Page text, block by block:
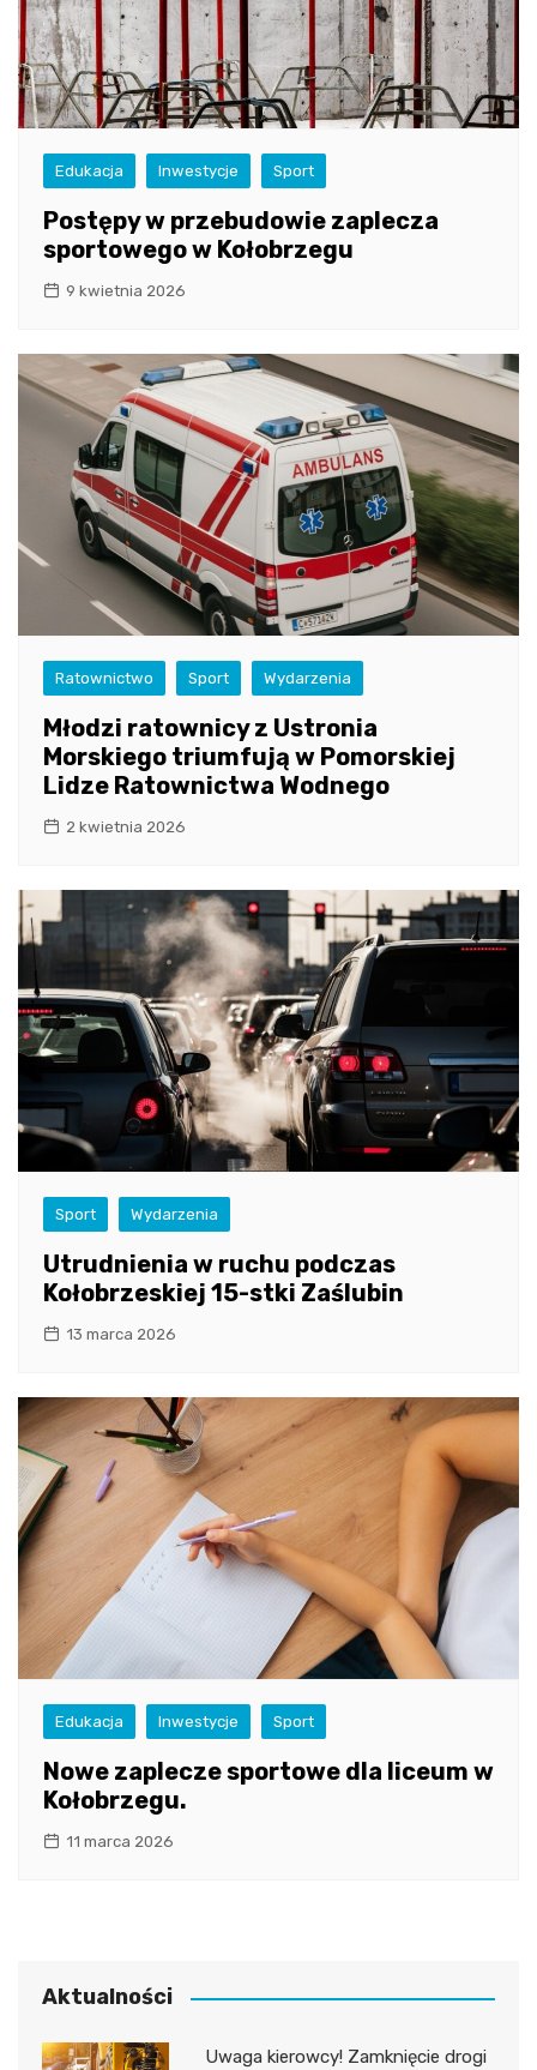
Edukacja Inwestycje Sport
Postępy w przebudowie zaplecza
sportowego w Kołobrzegu
9 kwietnia 2026
Ratownictwo Sport Wydarzenia
Młodzi ratownicy z Ustronia
Morskiego triumfują w Pomorskiej
Lidze Ratownictwa Wodnego
2 kwietnia 2026
Sport Wydarzenia
Utrudnienia w ruchu podczas
Kołobrzeskiej 15-stki Zaślubin
13 marca 2026
Edukacja Inwestycje Sport
Nowe zaplecze sportowe dla liceum w
Kołobrzegu.
11 marca 2026
Aktualności
Uwaga kierowcy! Zamknięcie drogi